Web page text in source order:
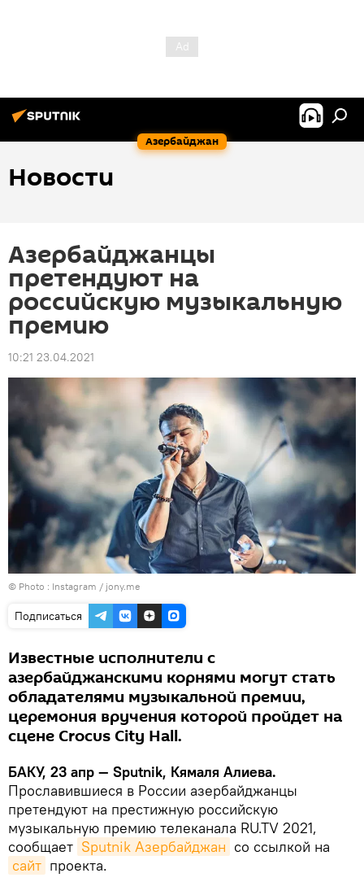
Азербайджан
Новости
Азербайджанцы
претендуют на
российскую музыкальную
премию
10:21 23.04.2021
© Photo : Instagram / jony.me
Подписаться
Известные исполнители с
азербайджанскими корнями могут стать
обладателями музыкальной премии,
церемония вручения которой пройдет на
сцене Crocus City Hall.
БАКУ, 23 апр — Sputnik, Кямаля Алиева.
Прославившиеся в России азербайджанцы
претендуют на престижную российскую
музыкальную премию телеканала RU.TV 2021,
сообщает Sputnik Азербайджан со ссылкой на
сайт проекта.